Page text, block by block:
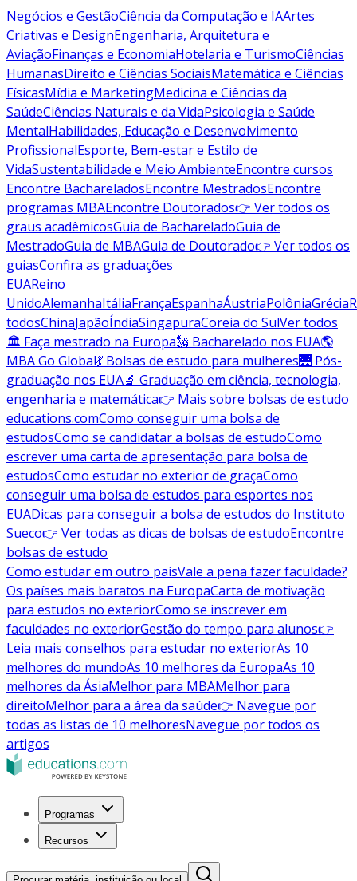
Negócios e GestãoCiência da Computação e IAArtes
Criativas e DesignEngenharia, Arquitetura e
AviaçãoFinanças e EconomiaHotelaria e TurismoCiências
HumanasDireito e Ciências SociaisMatemática e Ciências
FísicasMídia e MarketingMedicina e Ciências da
SaúdeCiências Naturais e da VidaPsicologia e Saúde
MentalHabilidades, Educação e Desenvolvimento
ProfissionalEsporte, Bem-estar e Estilo de
VidaSustentabilidade e Meio AmbienteEncontre cursos
Encontre BachareladosEncontre MestradosEncontre
programas MBAEncontre Doutorados👉 Ver todos os
graus acadêmicosGuia de BachareladoGuia de
MestradoGuia de MBAGuia de Doutorado👉 Ver todos os
guiasConfira as graduações
EUAReino
UnidoAlemanhaItáliaFrançaEspanhaÁustriaPolôniaGrécia
todosChinaJapãoÍndiaSingapuraCoreia do SulVer todos
🏛 Faça mestrado na Europa🗽 Bacharelado nos EUA🌎
MBA Go Global💃 Bolsas de estudo para mulheres🌉 Pós-
graduação nos EUA🔬 Graduação em ciência, tecnologia,
engenharia e matemática👉 Mais sobre bolsas de estudo
educations.comComo conseguir uma bolsa de
estudosComo se candidatar a bolsas de estudoComo
escrever uma carta de apresentação para bolsa de
estudosComo estudar no exterior de graçaComo
conseguir uma bolsa de estudos para esportes nos
EUADicas para conseguir a bolsa de estudos do Instituto
Sueco👉 Ver todas as dicas de bolsas de estudoEncontre
bolsas de estudo
Como estudar em outro paísVale a pena fazer faculdade?
Os países mais baratos na EuropaCarta de motivação
para estudos no exteriorComo se inscrever em
faculdades no exteriorGestão do tempo para alunos👉
Leia mais conselhos para estudar no exteriorAs 10
melhores do mundoAs 10 melhores da EuropaAs 10
melhores da ÁsiaMelhor para MBAMelhor para
direitoMelhor para a área da saúde👉 Navegue por
todas as listas de 10 melhoresNavegue por todos os
artigos
Programas
Recursos